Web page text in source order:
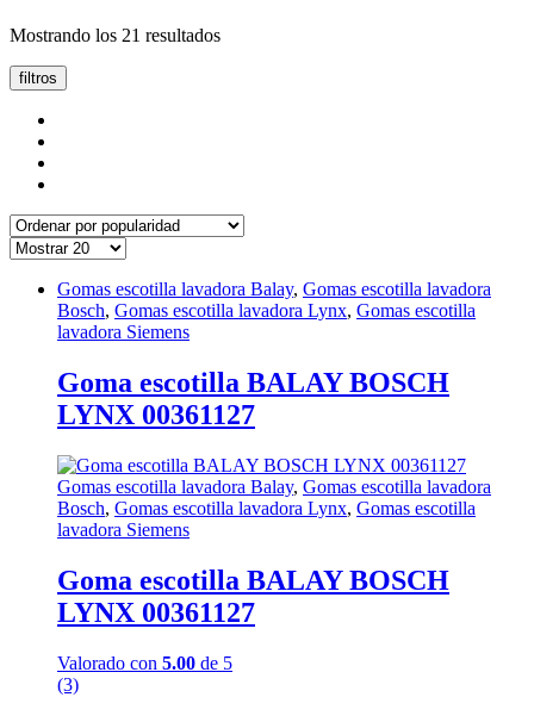
Mostrando los 21 resultadosOrdenado
filtros
Gomas escotilla lavadora Balay, Gomas escotilla lavadora
Bosch, Gomas escotilla lavadora Lynx, Gomas escotilla
lavadora Siemens
Goma escotilla BALAY BOSCH
LYNX 00361127
Gomas escotilla lavadora Balay, Gomas escotilla lavadora
Bosch, Gomas escotilla lavadora Lynx, Gomas escotilla
lavadora Siemens
Goma escotilla BALAY BOSCH
LYNX 00361127
Valorado con 5.00 de 5
(3)